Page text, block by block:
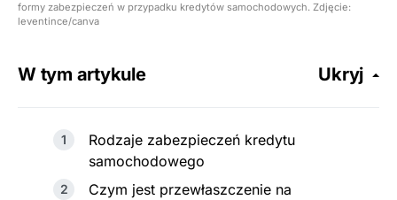
formy zabezpieczeń w przypadku kredytów samochodowych. Zdjęcie:
leventince/canva
W tym artykule Ukryj
Rodzaje zabezpieczeń kredytu
samochodowego
Czym jest przewłaszczenie na